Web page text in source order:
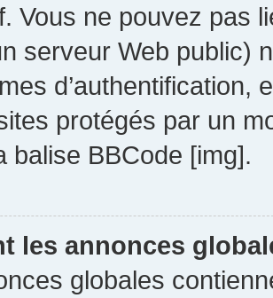
Vous ne pouvez pas
serveur Web public)
d’authentification,
protégés par un
balise BBCode [img].
les annonces
globales